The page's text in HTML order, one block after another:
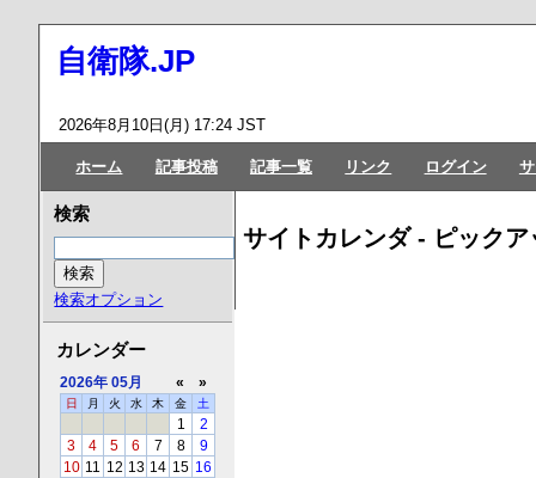
自衛隊.JP
2026年8月10日(月) 17:24 JST
ホーム 記事投稿 記事一覧 リンク ログイン
サイトカレンダ - ピックア
検索
検索オプション
カレンダー
2026年 05月 « »
日 月 火 水 木 金 土
1
2
3
4 5 6 7 8
9
10 11 12 13 14 15 16